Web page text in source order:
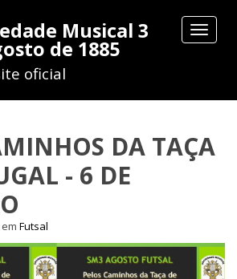
Toggle
Musical 3
de 1885
oficial
DA TAÇA
- 6 DE
em Futsal